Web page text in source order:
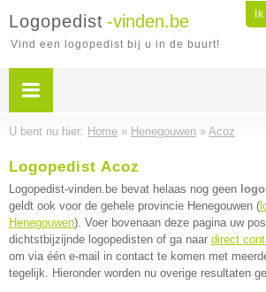
Logopedist -vinden.be
Vind een logopedist bij u in de buurt!
U bent nu hier: Home » Henegouwen » Acoz
Logopedist Acoz
Logopedist-vinden.be bevat helaas nog geen
geldt ook voor de gehele provincie Henegouwen (
Henegouwen). Voer bovenaan deze pagina uw
dichtstbijzijnde logopedisten of ga naar direct
om via één e-mail in contact te komen met
tegelijk. Hieronder worden nu overige resultaten